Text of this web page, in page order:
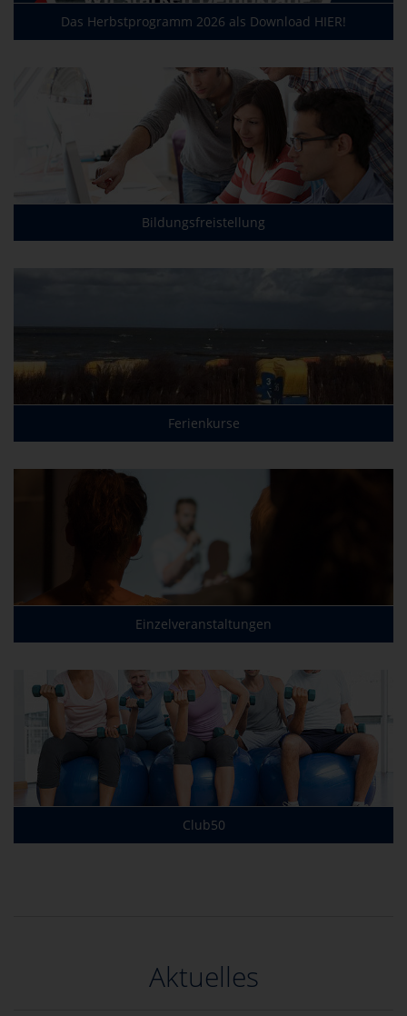
Das Herbstprogramm 2026 als Download HIER!
Bildungsfreistellung
Ferienkurse
Einzelveranstaltungen
Club50
Aktuelles